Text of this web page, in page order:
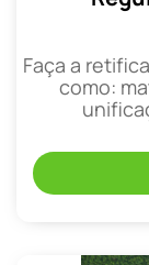
Faça a
como: